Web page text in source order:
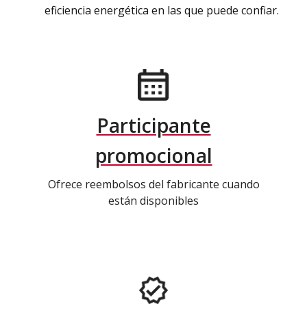
eficiencia energética en las que puede confiar.
Participante
promocional
Ofrece reembolsos del fabricante cuando
están disponibles